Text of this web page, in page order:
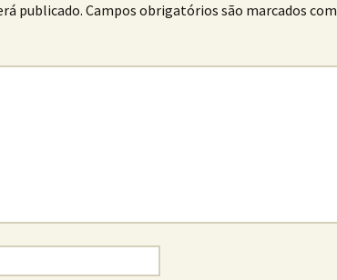
publicado. Campos obrigatórios são marcados com